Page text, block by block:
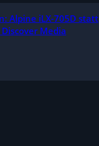
Alpine iLX-705D statt
Media